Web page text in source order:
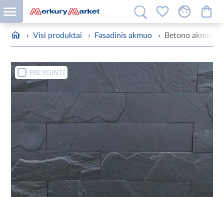
› Visi produktai › Fasadinis akmuo › Betono akmuo
PALYGINTI